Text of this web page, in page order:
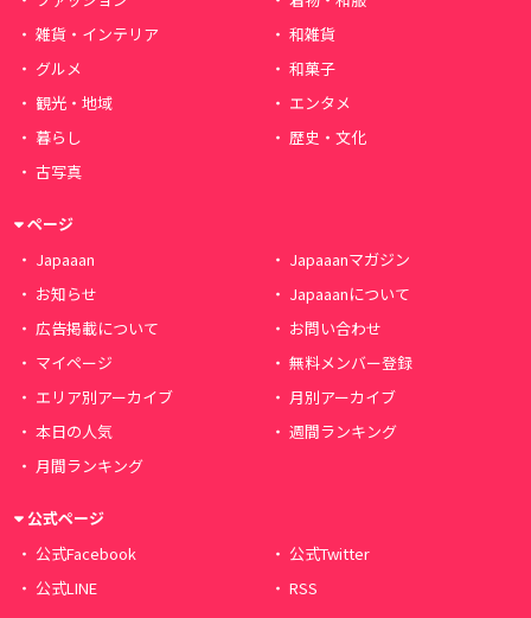
雑貨・インテリア
和雑貨
グルメ
和菓子
観光・地域
エンタメ
暮らし
歴史・文化
古写真
ページ
Japaaan
Japaaanマガジン
お知らせ
Japaaanについて
広告掲載について
お問い合わせ
マイページ
無料メンバー登録
エリア別アーカイブ
月別アーカイブ
本日の人気
週間ランキング
月間ランキング
公式ページ
公式Facebook
公式Twitter
公式LINE
RSS